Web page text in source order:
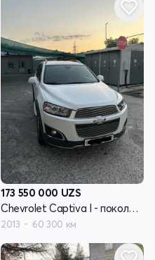
173 550 000 UZS
Chevrolet Captiva I - поколение рестайлинг
2013 60 300 км